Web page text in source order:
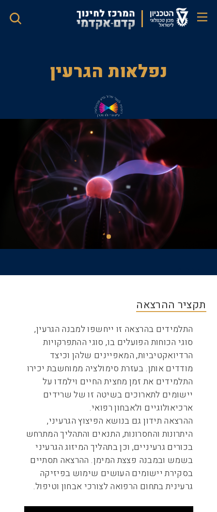
לתוכן
העיקרי
נפלאות הגרעין
תקציר ההרצאה
התלמידים בהרצאה זו ייחשפו למבנה הגרעין,
סוגי הכוחות הפועלים בו, סוגי ההתפרקויות
הרדיואקטיביות, המאפיינים שלהן וכיצד
מודדים אותן. בעזרת סימולציה ממוחשבת יכירו
התלמידים את זמן מחצית החיים וילמדו על
יישומים לתארוכים בשיטה זו של שרידים
ארכיאולוגיים ולאבחון רפואי.
ההרצאה תידון גם בנושא הפיצוץ הגרעיני,
היתרונות והחסרונות, התנאים והתהליך המתרחש
בכורים גרעיניים, וכן בתהליך המיזוג הגרעיני
בשמש ובמבנה פצצת המימן. ההרצאה תסתיים
בסקירת יישומים העושים שימוש בפיזיקה
גרעינית בתחום הרפואה לצורכי אבחון וטיפול.